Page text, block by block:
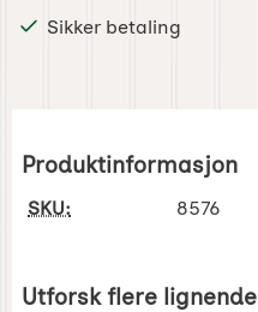
Sikker betaling
Produktinformasjon
SKU: 8576
Utforsk flere lignende